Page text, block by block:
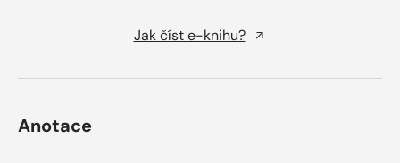
Jak číst e-knihu?
Anotace